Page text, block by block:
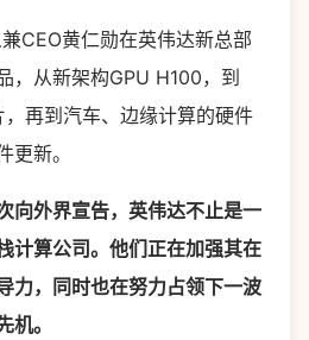
CEO黄仁勋在英伟达新总部
，从新架构GPU H100，到
再到汽车、边缘计算的硬件
更新。
向外界宣告，英伟达不止是一
计算公司。他们正在加强其在
力，同时也在努力占领下一波
机。